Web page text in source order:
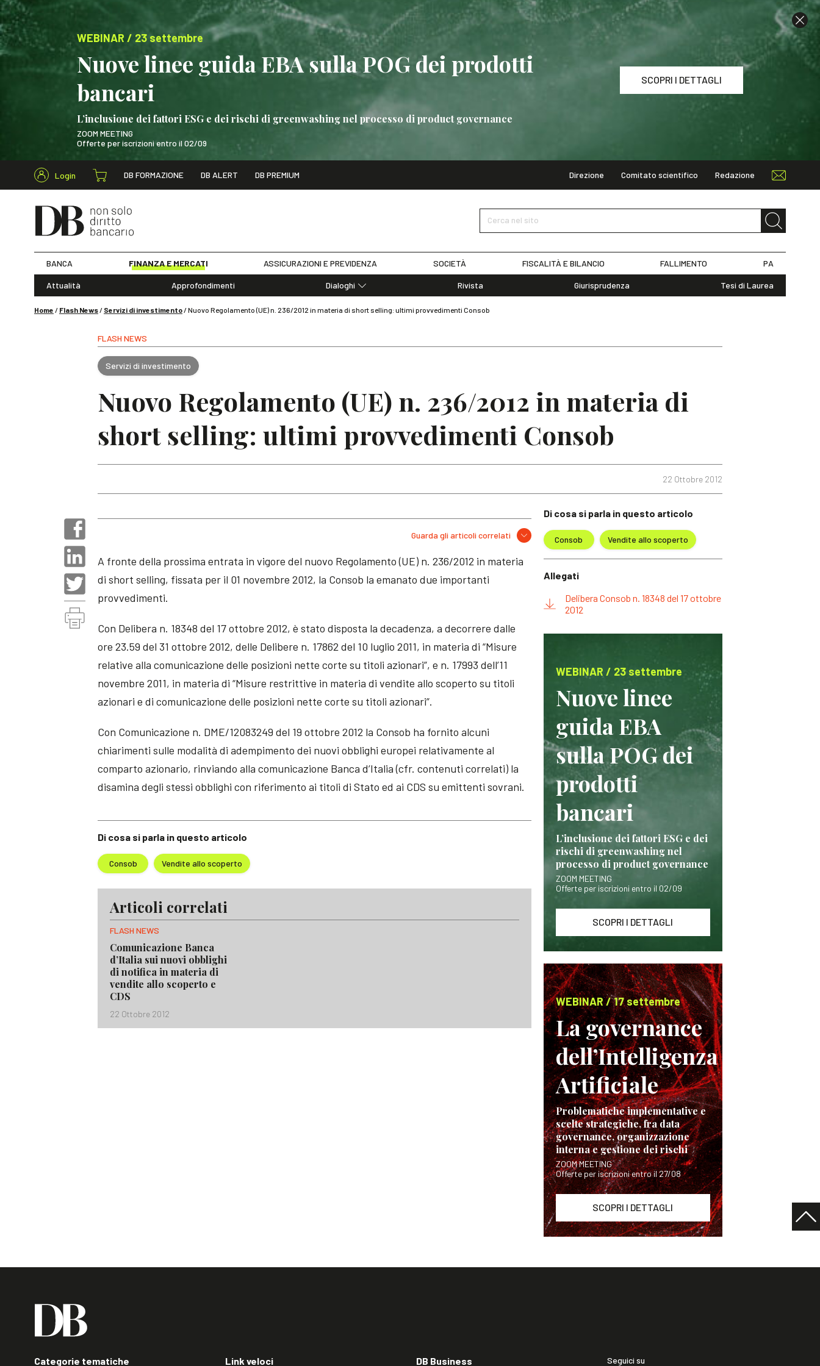
WEBINAR / 23 settembre
Nuove linee guida EBA sulla POG dei prodotti
bancari
L’inclusione dei fattori ESG e dei rischi di greenwashing nel processo di product governance
ZOOM MEETING
Offerte per iscrizioni entro il 02/09
SCOPRI I DETTAGLI
WEBINAR / 23 settembre Nuove linee guida EBA sulla POG dei prodotti bancari SCOPRI I DETTAGLI
Login DB FORMAZIONE DB ALERT DB PREMIUM Direzione Comitato scientifico Redazione
Cerca nel sito
Cerca nel sito
BANCA FINANZA E MERCATI ASSICURAZIONI E PREVIDENZA SOCIETÀ FISCALITÀ E BILANCIO FALLIMENTO PA
Attualità Approfondimenti
Dialoghi
Rivista Giurisprudenza Tesi di Laurea
Home / Flash News/ Servizi di investimento/Nuovo Regolamento (UE) n. 236/2012 in materia di short selling: ultimi provvedimenti Consob
FLASH NEWS
Servizi di investimento
Nuovo Regolamento (UE) n. 236/2012 in materia di
short selling: ultimi provvedimenti Consob
22 Ottobre 2012
Di cosa si parla in questo articolo
Consob Vendite allo scoperto
Guarda gli articoli correlati
A fronte della prossima entrata in vigore del nuovo Regolamento (UE) n. 236/2012 in materia
di short selling, fissata per il 01 novembre 2012, la Consob la emanato due importanti
provvedimenti.
Con Delibera n. 18348 del 17 ottobre 2012, è stato disposta la decadenza, a decorrere dalle
ore 23.59 del 31 ottobre 2012, delle Delibere n. 17862 del 10 luglio 2011, in materia di “Misure
relative alla comunicazione delle posizioni nette corte su titoli azionari”, e n. 17993 dell’11
novembre 2011, in materia di “Misure restrittive in materia di vendite allo scoperto su titoli
azionari e di comunicazione delle posizioni nette corte su titoli azionari”.
Con Comunicazione n. DME/12083249 del 19 ottobre 2012 la Consob ha fornito alcuni
chiarimenti sulle modalità di adempimento dei nuovi obblighi europei relativamente al
comparto azionario, rinviando alla comunicazione Banca d’Italia (cfr. contenuti correlati) la
disamina degli stessi obblighi con riferimento ai titoli di Stato ed ai CDS su emittenti sovrani.
Articoli correlati
FLASH NEWS
Comunicazione Banca
d’Italia sui nuovi obblighi
di notifica in materia di
vendite allo scoperto e
CDS
22 Ottobre 2012
Di cosa si parla in questo articolo
Consob Vendite allo scoperto
Allegati
Delibera Consob n. 18348 del 17 ottobre
2012
WEBINAR / 23 settembre
Nuove linee
guida EBA
sulla POG dei
prodotti
bancari
L’inclusione dei fattori ESG e dei
rischi di greenwashing nel
processo di product governance
ZOOM MEETING
Offerte per iscrizioni entro il 02/09
SCOPRI I DETTAGLI
WEBINAR / 17 settembre
La governance
dell’Intelligenza
Artificiale
Problematiche implementative e
scelte strategiche, fra data
governance, organizzazione
interna e gestione dei rischi
ZOOM MEETING
Offerte per iscrizioni entro il 27/08
SCOPRI I DETTAGLI
Categorie tematiche Link veloci DB Business Seguici su